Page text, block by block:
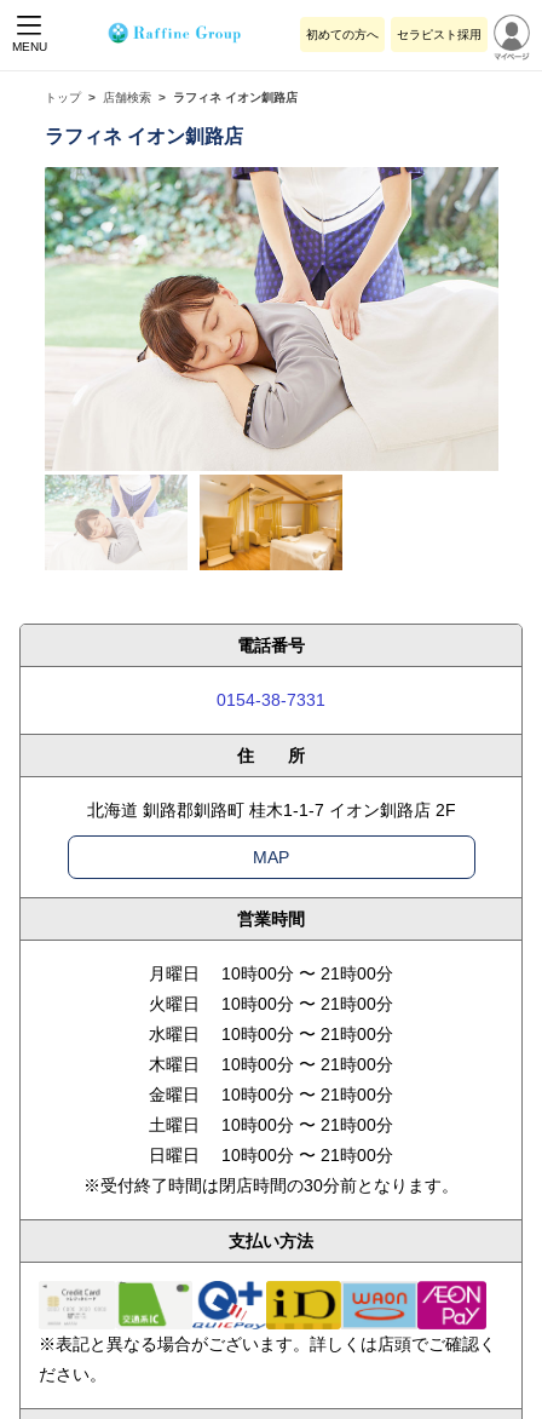
MENU
初めての方へ セラピスト採用
トップ 店舗検索 ラフィネ イオン釧路店
ラフィネ イオン釧路店
電話番号
0154-38-7331
住 所
北海道 釧路郡釧路町 桂木1-1-7 イオン釧路店 2F
MAP
営業時間
月曜日 10時00分 〜 21時00分
火曜日 10時00分 〜 21時00分
水曜日 10時00分 〜 21時00分
木曜日 10時00分 〜 21時00分
金曜日 10時00分 〜 21時00分
土曜日 10時00分 〜 21時00分
日曜日 10時00分 〜 21時00分
※受付終了時間は閉店時間の30分前となります。
支払い方法
※表記と異なる場合がございます。詳しくは店頭でご確認く
ださい。